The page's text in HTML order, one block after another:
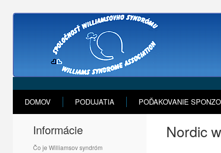
DOMOV PODUJATIA POĎAKOVANIE
Informácie
Čo je Williamsov syndróm
Nordic